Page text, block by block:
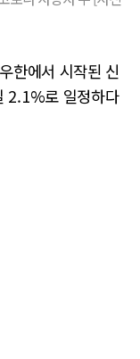
한에서 시작된 신
2.1%로 일정하다